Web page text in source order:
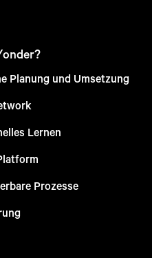
Planung und Umsetzung
Lernen
Prozesse